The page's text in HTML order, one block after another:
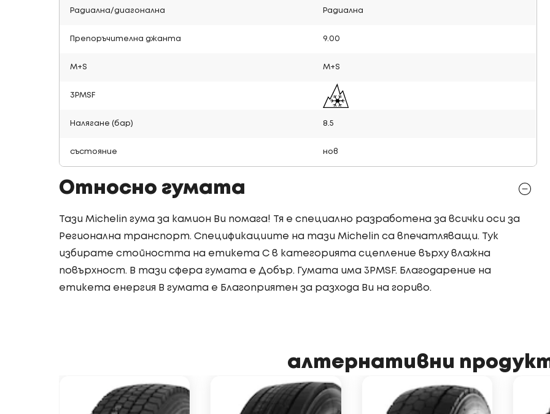
Радиална/диагонална Радиална
Препоръчителна джанта 9.00
M+S M+S
3PMSF
Налягане (бар) 8.5
състояние нов
Относно гумата
Тази Michelin гума за камион Ви помага! Тя е специално разработена за всички оси за
Регионална транспорт. Спецификациите на тази Michelin са впечатляващи. Тук
избирате стойността на етикета C в категорията сцепление върху влажна
повърхност. В тази сфера гумата е Добър. Гумата има 3PMSF. Благодарение на
етикета енергия B гумата е Благоприятен за разхода Ви на гориво.
алтернативни